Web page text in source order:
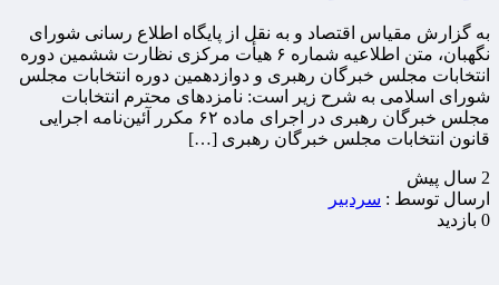
به گزارش مقیاس اقتصاد و به نقل از پایگاه اطلاع رسانی شورای
نگهبان، متن اطلاعیه شماره ۶ هیأت مرکزی نظارت ششمین دوره
انتخابات مجلس خبرگان رهبری و دوازدهمین دوره انتخابات مجلس
شورای اسلامی به شرح زیر است: نامزدهای محترم انتخابات
مجلس خبرگان رهبری در اجرای ماده ۶۲ مکرر آئین‌نامه اجرایی
قانون انتخابات مجلس خبرگان رهبری […]
2 سال پيش
ارسال توسط : سردبیر
0 بازدید